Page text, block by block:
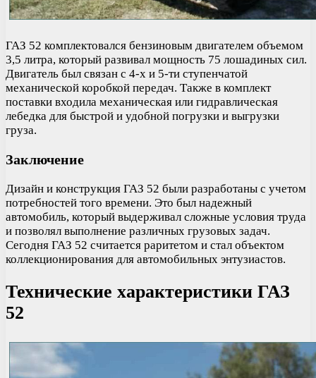
ГАЗ 52 комплектовался бензиновым двигателем объемом
3,5 литра, который развивал мощность 75 лошадиных сил.
Двигатель был связан с 4-х и 5-ти ступенчатой
механической коробкой передач. Также в комплект
поставки входила механическая или гидравлическая
лебедка для быстрой и удобной погрузки и выгрузки
груза.
Заключение
Дизайн и конструкция ГАЗ 52 были разработаны с учетом
потребностей того времени. Это был надежный
автомобиль, который выдерживал сложные условия труда
и позволял выполнение различных грузовых задач.
Сегодня ГАЗ 52 считается раритетом и стал объектом
коллекционирования для автомобильных энтузиастов.
Технические характеристики ГАЗ
52